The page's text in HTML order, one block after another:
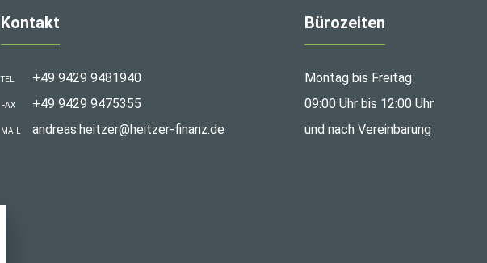
Kontakt
TEL +49 9429 9481940
FAX +49 9429 9475355
MAIL andreas.heitzer@heitzer-finanz.de
Bürozeiten
Montag bis Freitag
09:00 Uhr bis 12:00 Uhr
und nach Vereinbarung